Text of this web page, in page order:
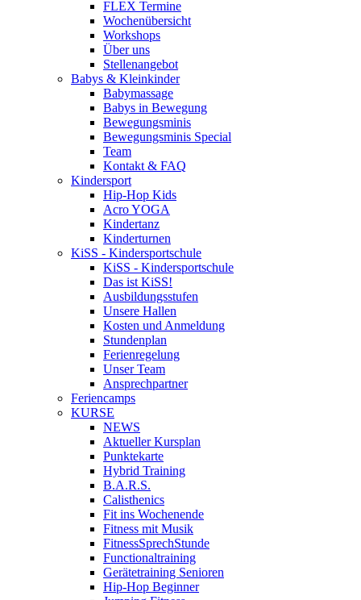
FLEX Termine
Wochenübersicht
Workshops
Über uns
Stellenangebot
Babys & Kleinkinder
Babymassage
Babys in Bewegung
Bewegungsminis
Bewegungsminis Special
Team
Kontakt & FAQ
Kindersport
Hip-Hop Kids
Acro YOGA
Kindertanz
Kinderturnen
KiSS - Kindersportschule
KiSS - Kindersportschule
Das ist KiSS!
Ausbildungsstufen
Unsere Hallen
Kosten und Anmeldung
Stundenplan
Ferienregelung
Unser Team
Ansprechpartner
Feriencamps
KURSE
NEWS
Aktueller Kursplan
Punktekarte
Hybrid Training
B.A.R.S.
Calisthenics
Fit ins Wochenende
Fitness mit Musik
FitnessSprechStunde
Functionaltraining
Gerätetraining Senioren
Hip-Hop Beginner